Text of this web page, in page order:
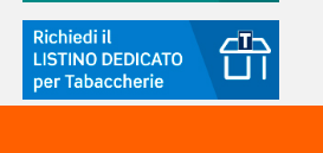
Alimentari Lunga
Conservazione

Batterie Apparecchi
